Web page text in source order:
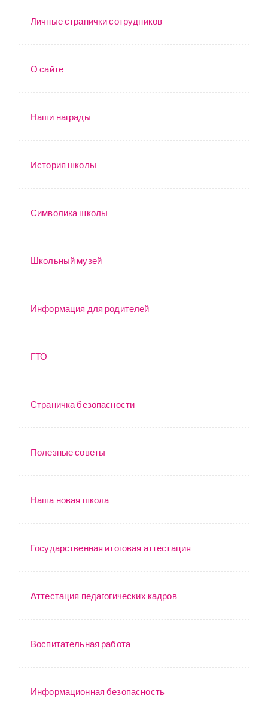
Личные странички сотрудников
О сайте
Наши награды
История школы
Символика школы
Школьный музей
Информация для родителей
ГТО
Страничка безопасности
Полезные советы
Наша новая школа
Государственная итоговая аттестация
Аттестация педагогических кадров
Воспитательная работа
Информационная безопасность